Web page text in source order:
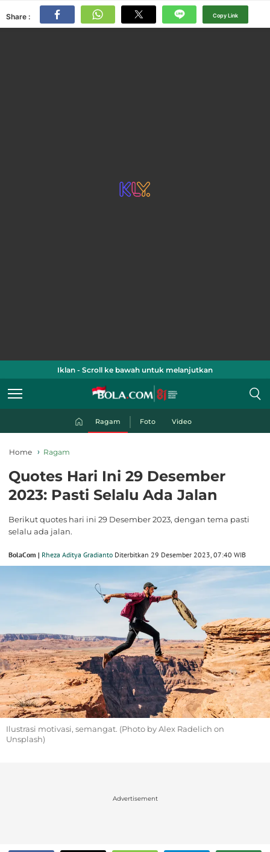
Share : Copy Link
Iklan - Scroll ke bawah untuk melanjutkan
Ragam Foto Video
Home Ragam
Quotes Hari Ini 29 Desember
2023: Pasti Selalu Ada Jalan
Berikut quotes hari ini 29 Desember 2023, dengan tema pasti
selalu ada jalan.
BolaCom | Rheza Aditya Gradianto Diterbitkan 29 Desember 2023, 07:40 WIB
Ilustrasi motivasi, semangat. (Photo by Alex Radelich on
Unsplash)
Advertisement